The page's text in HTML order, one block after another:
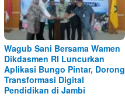
Wagub Sani Bersama Wamen
Dikdasmen RI Luncurkan
Aplikasi Bungo Pintar, Dorong
Transformasi Digital
Pendidikan di Jambi